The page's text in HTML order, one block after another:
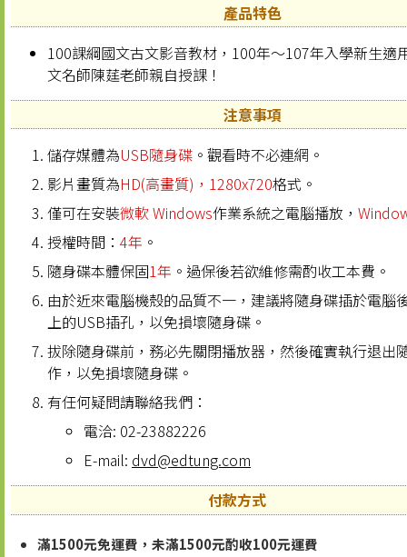
產品特色
100課綱國文古文影音教材，100年～107年入學新生適
文名師陳莛老師親自授課！
注意事項
儲存媒體為USB隨身碟 。觀看時不必連網。
影片畫質為HD(高畫質)，1280x720格式。
僅可在安裝微軟 Windows作業系統之電腦播放，
授權時間： 4年 。
隨身碟本體保固1年 。過保後若欲維修需酌收工本費。
由於近來電腦機殼的品質不一，建議將隨身碟插於電腦
上的USB插孔，以免損壞隨身碟。
拔除隨身碟前，務必先關閉播放器，然後確實執行退出
作，以免損壞隨身碟。
有任何疑問請聯絡我們：
電洽: 02-23882226
E-mail: dvd@edtung.com
付款方式
滿1500元免運費，未滿1500元酌收100元運費